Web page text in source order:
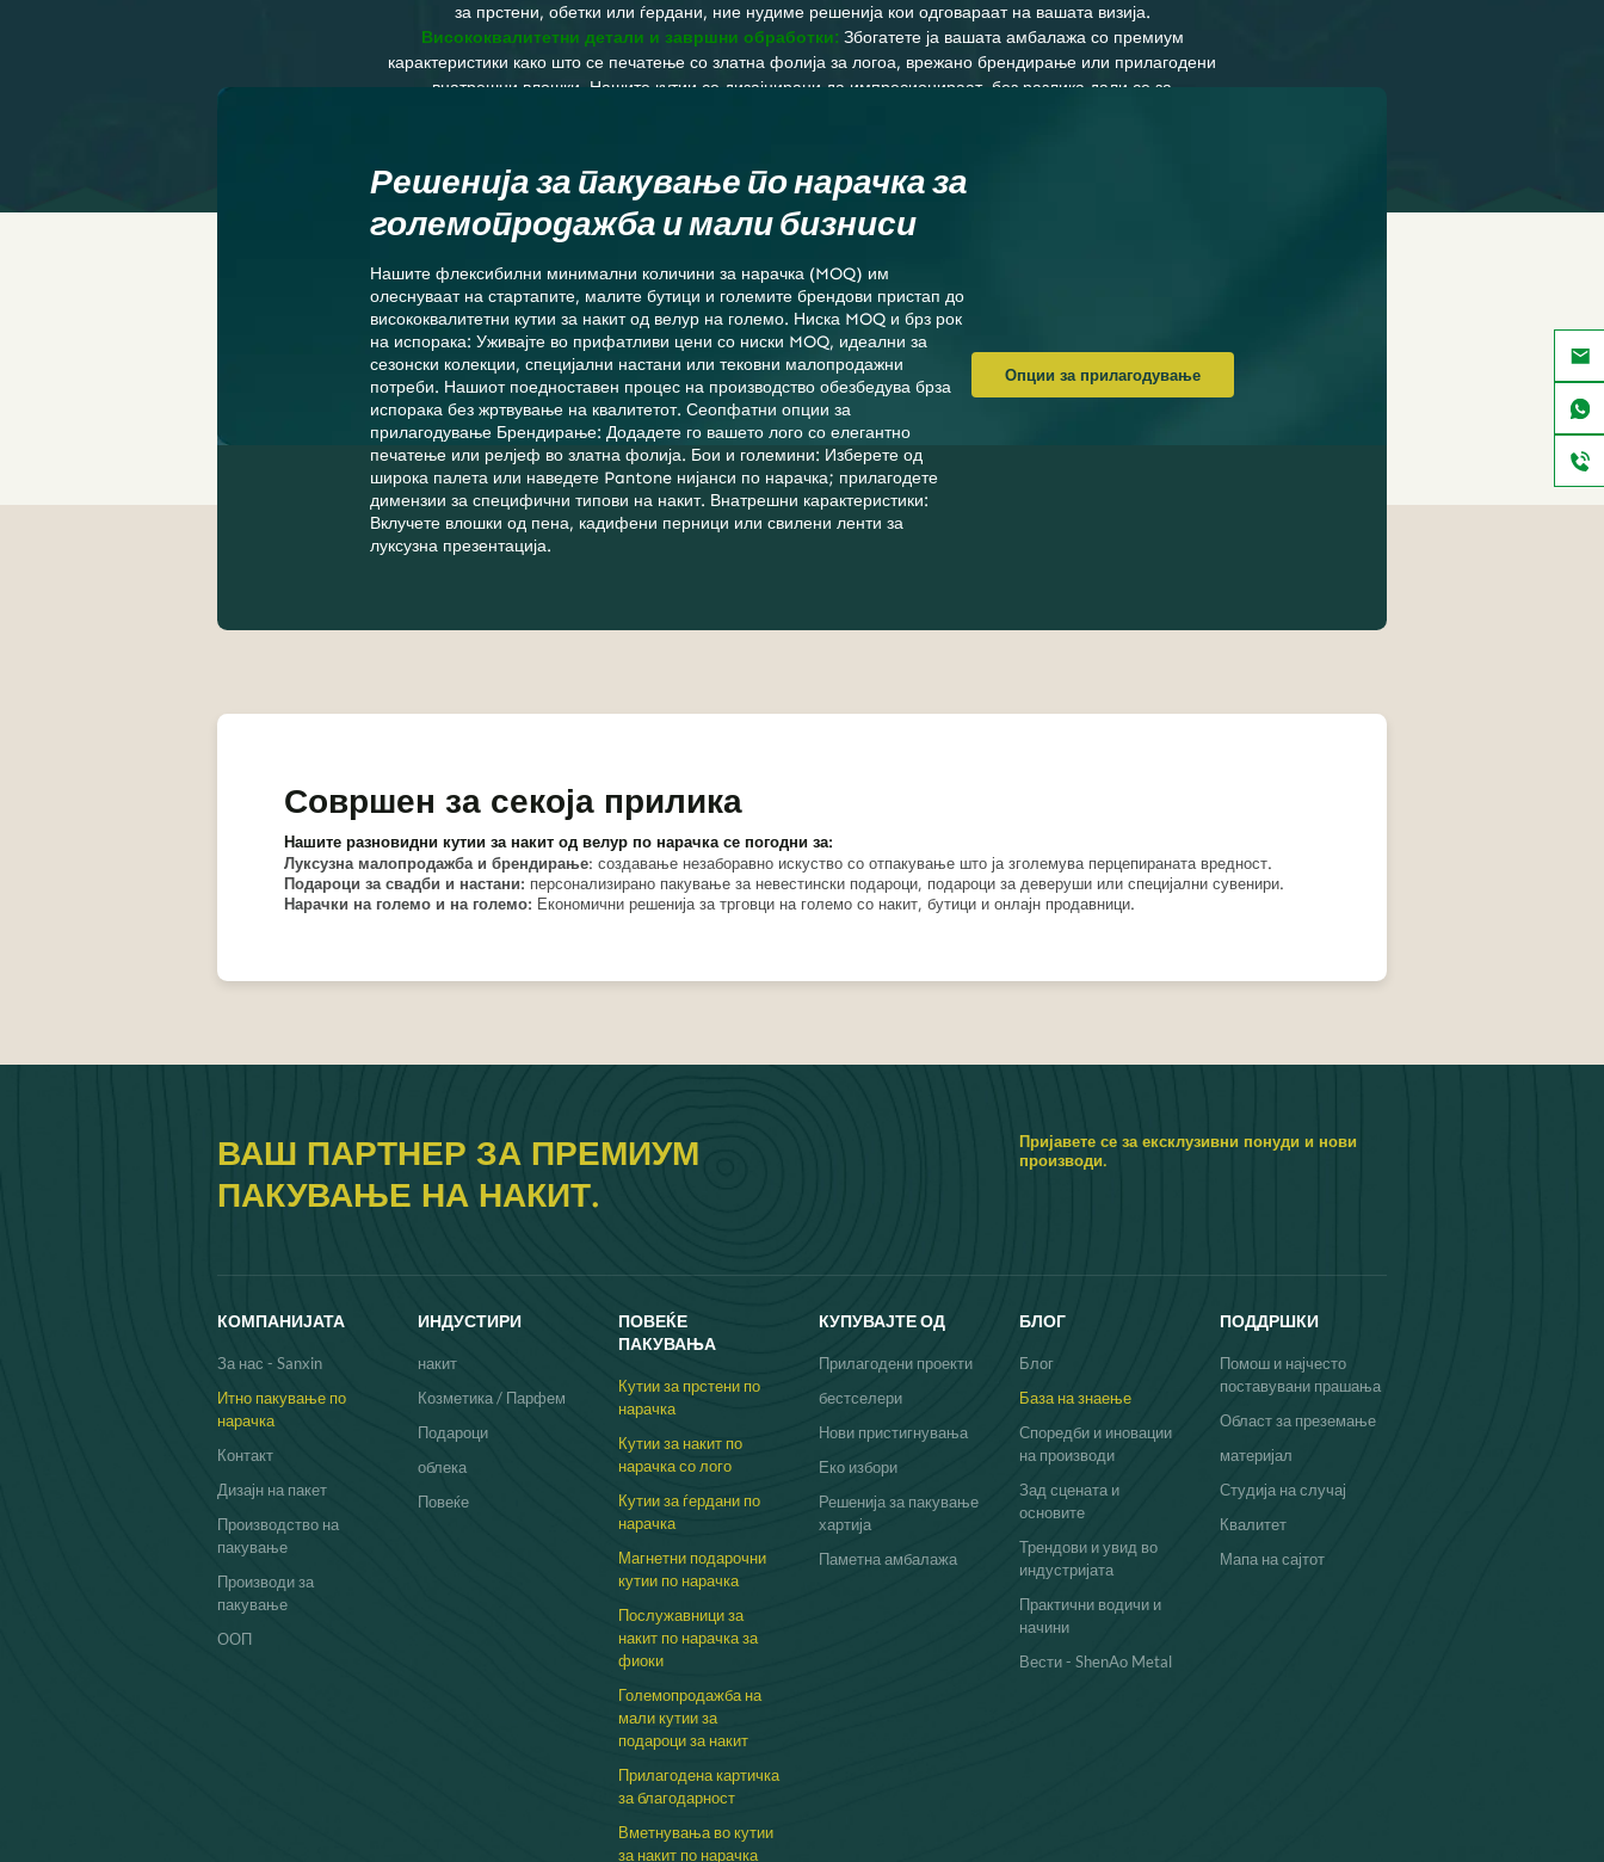
за прстени, обетки или ѓердани, ние нудиме решенија кои одговараат на вашата визија.
Висококвалитетни детали и завршни обработки: Збогатете ја вашата амбалажа со премиум
карактеристики како што се печатење со златна фолија за логоа, врежано брендирање или прилагодени
внатрешни влошки. Нашите кутии се дизајнирани да импресионираат, без разлика дали се за
Решенија за пакување по нарачка за
големопродажба и мали бизниси
Нашите флексибилни минимални количини за нарачка (MOQ) им
олеснуваат на стартапите, малите бутици и големите брендови пристап до
висококвалитетни кутии за накит од велур на големо. Ниска MOQ и брз рок
на испорака: Уживајте во прифатливи цени со ниски MOQ, идеални за
сезонски колекции, специјални настани или тековни малопродажни
потреби. Нашиот поедноставен процес на производство обезбедува брза
испорака без жртвување на квалитетот. Сеопфатни опции за
прилагодување Брендирање: Додадете го вашето лого со елегантно
печатење или релјеф во златна фолија. Бои и големини: Изберете од
широка палета или наведете Pantone нијанси по нарачка; прилагодете
димензии за специфични типови на накит. Внатрешни карактеристики:
Вклучете влошки од пена, кадифени перници или свилени ленти за
луксузна презентација.
Опции за прилагодување
Совршен за секоја прилика
Нашите разновидни кутии за накит од велур по нарачка се погодни за:
Луксузна малопродажба и брендирање: создавање незаборавно искуство со отпакување што ја зголемува перцепираната вредност.
Подароци за свадби и настани: персонализирано пакување за невестински подароци, подароци за деверуши или специјални сувенири.
Нарачки на големо и на големо: Економични решенија за трговци на големо со накит, бутици и онлајн продавници.
ВАШ ПАРТНЕР ЗА ПРЕМИУМ
ПАКУВАЊЕ НА НАКИТ.
Пријавете се за ексклузивни понуди и нови
производи.
КОМПАНИЈАТА
За нас - Sanxin
Итно пакување по
нарачка
Контакт
Дизајн на пакет
Производство на
пакување
Производи за
пакување
ООП
ИНДУСТИРИ
накит
Козметика / Парфем
Подароци
облека
Повеќе
ПОВЕЌЕ
ПАКУВАЊА
Кутии за прстени по
нарачка
Кутии за накит по
нарачка со лого
Кутии за ѓердани по
нарачка
Магнетни подарочни
кутии по нарачка
Послужавници за
накит по нарачка за
фиоки
Големопродажба на
мали кутии за
подароци за накит
Прилагодена картичка
за благодарност
Вметнувања во кутии
за накит по нарачка
КУПУВАЈТЕ ОД
Прилагодени проекти
бестселери
Нови пристигнувања
Еко избори
Решенија за пакување
хартија
Паметна амбалажа
БЛОГ
Блог
База на знаење
Споредби и иновации
на производи
Зад сцената и
основите
Трендови и увид во
индустријата
Практични водичи и
начини
Вести - ShenAo Metal
ПОДДРШКИ
Помош и најчесто
поставувани прашања
Област за преземање
материјал
Студија на случај
Квалитет
Мапа на сајтот